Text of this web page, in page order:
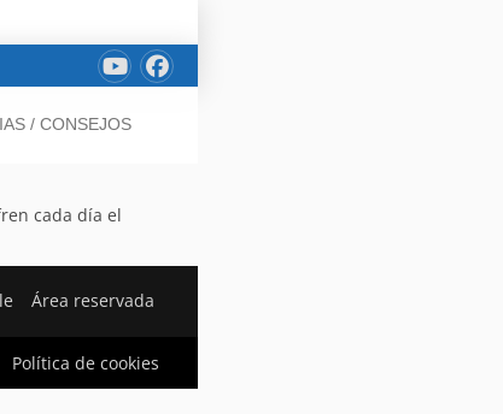
/ CONSEJOS
cada día el
Área reservada
Política de cookies